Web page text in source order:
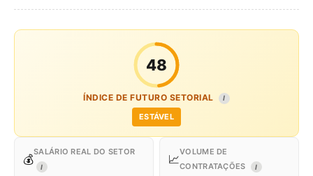
48
ÍNDICE DE FUTURO SETORIAL I
ESTÁVEL
💰
SALÁRIO REAL DO SETOR
I
📈
VOLUME DE
CONTRATAÇÕES
I